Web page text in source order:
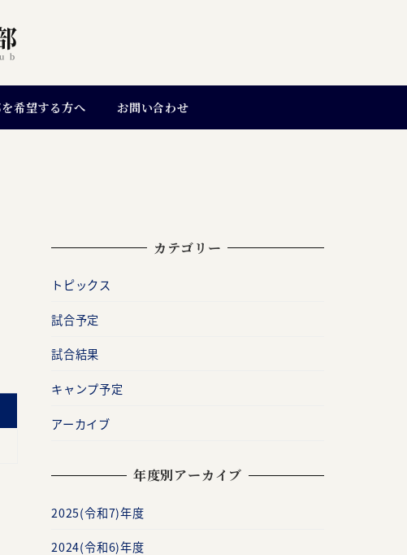
を希望する方へ お問い合わせ
カテゴリー
トピックス
試合予定
試合結果
キャンプ予定
アーカイブ
年度別アーカイブ
2025(令和7)年度
2024(令和6)年度